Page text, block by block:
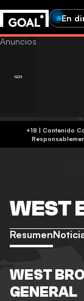
En
+18 | Contenido Comercial | Se aplican Términos y Condiciones | Juega
WEST
Resumen
WEST
GENERAL